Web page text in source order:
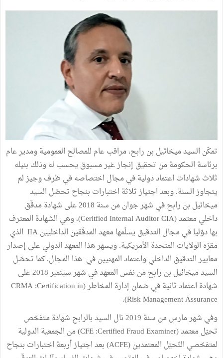
تمكّن السيد ميخائيل بن رابح، مراقب عام للمصالح العمومية ومدير عام
برئاسة الحكومة من تحقيق إنجاز غير مسبوق يحسب له وذلك بنيله
ثلاث شهادات اعتماد دولية في مجال اختصاصه في ظرف وجيز لم
يتجاوز السنة. وبعد اجتياز ثلاثة اختبارات بنجاح تحصّل السيد
ميخائيل بن رابح في شهر جوان من سنة 2018 على شهادة مدقّق
داخلي معتمد (Ceritfied Internal Auditor CIA)، وهي الشهادة المعترف
بها دوّليا في مجال التدقيق يسلّمها معهد المدقّقين الداخليين IIA الذي
مقرّه الولايات المتحدة الأمريكية. ويسهر هذا المعهد الدولي على إصدار
معايير التدقيق الداخلي واعتماد المهنيين في هذا المجال. كما تحصّل
السيد ميخائيل بن رابح من نفس المعهد في شهر سبتمبر 2018 على
شهادة اعتماد ثانية في ضمان إدارة المخاطر (CRMA :Certification in
Risk Management Assurance).
وفي شهر مارس من سنة 2019 نال السيد بالرابح شهادة متفحّص
تحيّل معتمد (CFE :Certified Fraud Examiner) من الجمعية الدولية
لمتفحّصي التّحيّل المعتمدين (ACFE) بعد اجتياز أربعة اختبارات بنجاح